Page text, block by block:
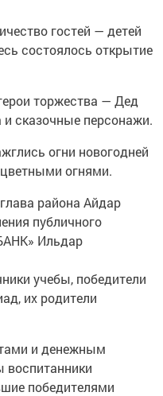
гостей — детей
состоялось открытие
торжества — Дед
сказочные персонажи.
огни новогодней
огнями.
района Айдар
публичного
Ильдар
учебы, победители
их родители
и денежным
победителями